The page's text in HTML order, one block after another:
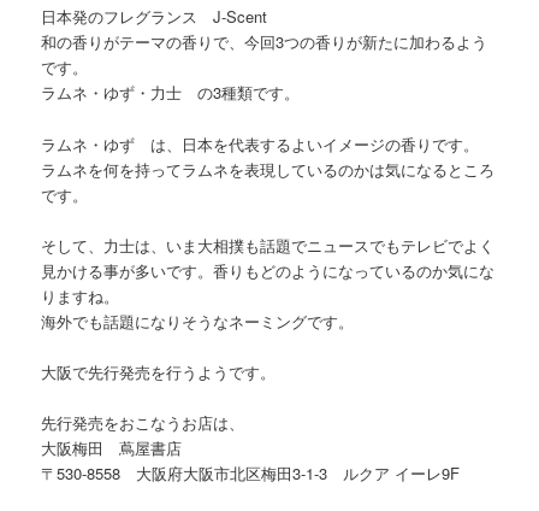
日本発のフレグランス J-Scent
和の香りがテーマの香りで、今回3つの香りが新たに加わるよう
です。
ラムネ・ゆず・力士 の3種類です。
ラムネ・ゆず は、日本を代表するよいイメージの香りです。
ラムネを何を持ってラムネを表現しているのかは気になるところ
です。
そして、力士は、いま大相撲も話題でニュースでもテレビでよく
見かける事が多いです。香りもどのようになっているのか気にな
りますね。
海外でも話題になりそうなネーミングです。
大阪で先行発売を行うようです。
先行発売をおこなうお店は、
大阪梅田 蔦屋書店
〒530-8558 大阪府大阪市北区梅田3-1-3 ルクア イーレ9F